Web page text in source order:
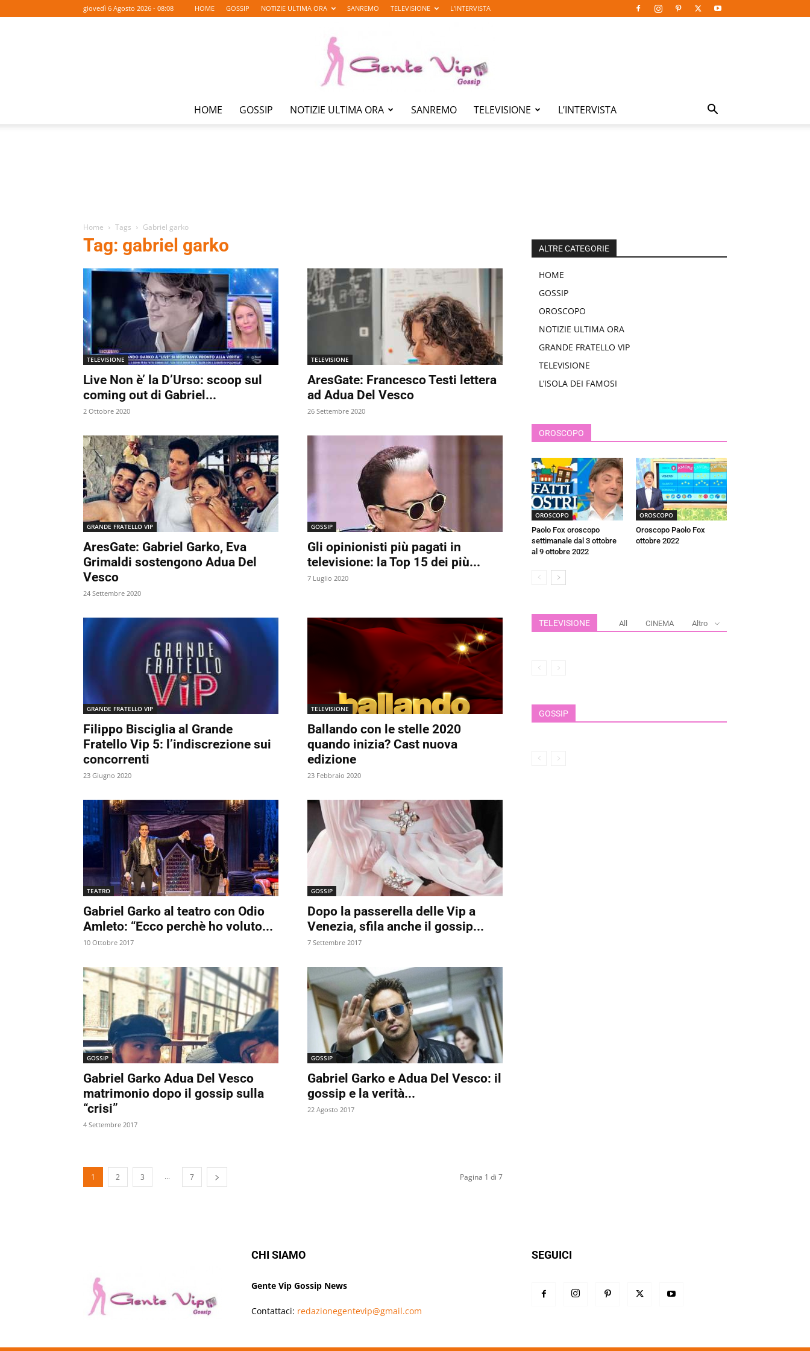
giovedì 6 Agosto 2026 - 08:08 HOME GOSSIP NOTIZIE ULTIMA ORA SANREMO TELEVISIONE L’INTERVISTA
News
HOME GOSSIP NOTIZIE ULTIMA ORA SANREMO TELEVISIONE L’INTERVISTA
Home Tags Gabriel garko
Tag: gabriel garko
TELEVISIONE
Live Non è’ la D’Urso: scoop sul
coming out di Gabriel...
2 Ottobre 2020
TELEVISIONE
AresGate: Francesco Testi lettera
ad Adua Del Vesco
26 Settembre 2020
GRANDE FRATELLO VIP
AresGate: Gabriel Garko, Eva
Grimaldi sostengono Adua Del
Vesco
24 Settembre 2020
GOSSIP
Gli opinionisti più pagati in
televisione: la Top 15 dei più...
7 Luglio 2020
GRANDE FRATELLO VIP
Filippo Bisciglia al Grande
Fratello Vip 5: l’indiscrezione sui
concorrenti
23 Giugno 2020
TELEVISIONE
Ballando con le stelle 2020
quando inizia? Cast nuova
edizione
23 Febbraio 2020
TEATRO
Gabriel Garko al teatro con Odio
Amleto: “Ecco perchè ho voluto...
10 Ottobre 2017
GOSSIP
Dopo la passerella delle Vip a
Venezia, sfila anche il gossip...
7 Settembre 2017
GOSSIP
Gabriel Garko Adua Del Vesco
matrimonio dopo il gossip sulla
“crisi”
4 Settembre 2017
GOSSIP
Gabriel Garko e Adua Del Vesco: il
gossip e la verità...
22 Agosto 2017
1 2 3 ... 7 Pagina 1 di 7
ALTRE CATEGORIE
HOME
GOSSIP
OROSCOPO
NOTIZIE ULTIMA ORA
GRANDE FRATELLO VIP
TELEVISIONE
L’ISOLA DEI FAMOSI
OROSCOPO
OROSCOPO
Paolo Fox oroscopo
settimanale dal 3 ottobre
al 9 ottobre 2022
OROSCOPO
Oroscopo Paolo Fox
ottobre 2022
TELEVISIONE All CINEMA Altro
GOSSIP
CHI SIAMO
Gente Vip Gossip News
Contattaci: redazionegentevip@gmail.com
SEGUICI